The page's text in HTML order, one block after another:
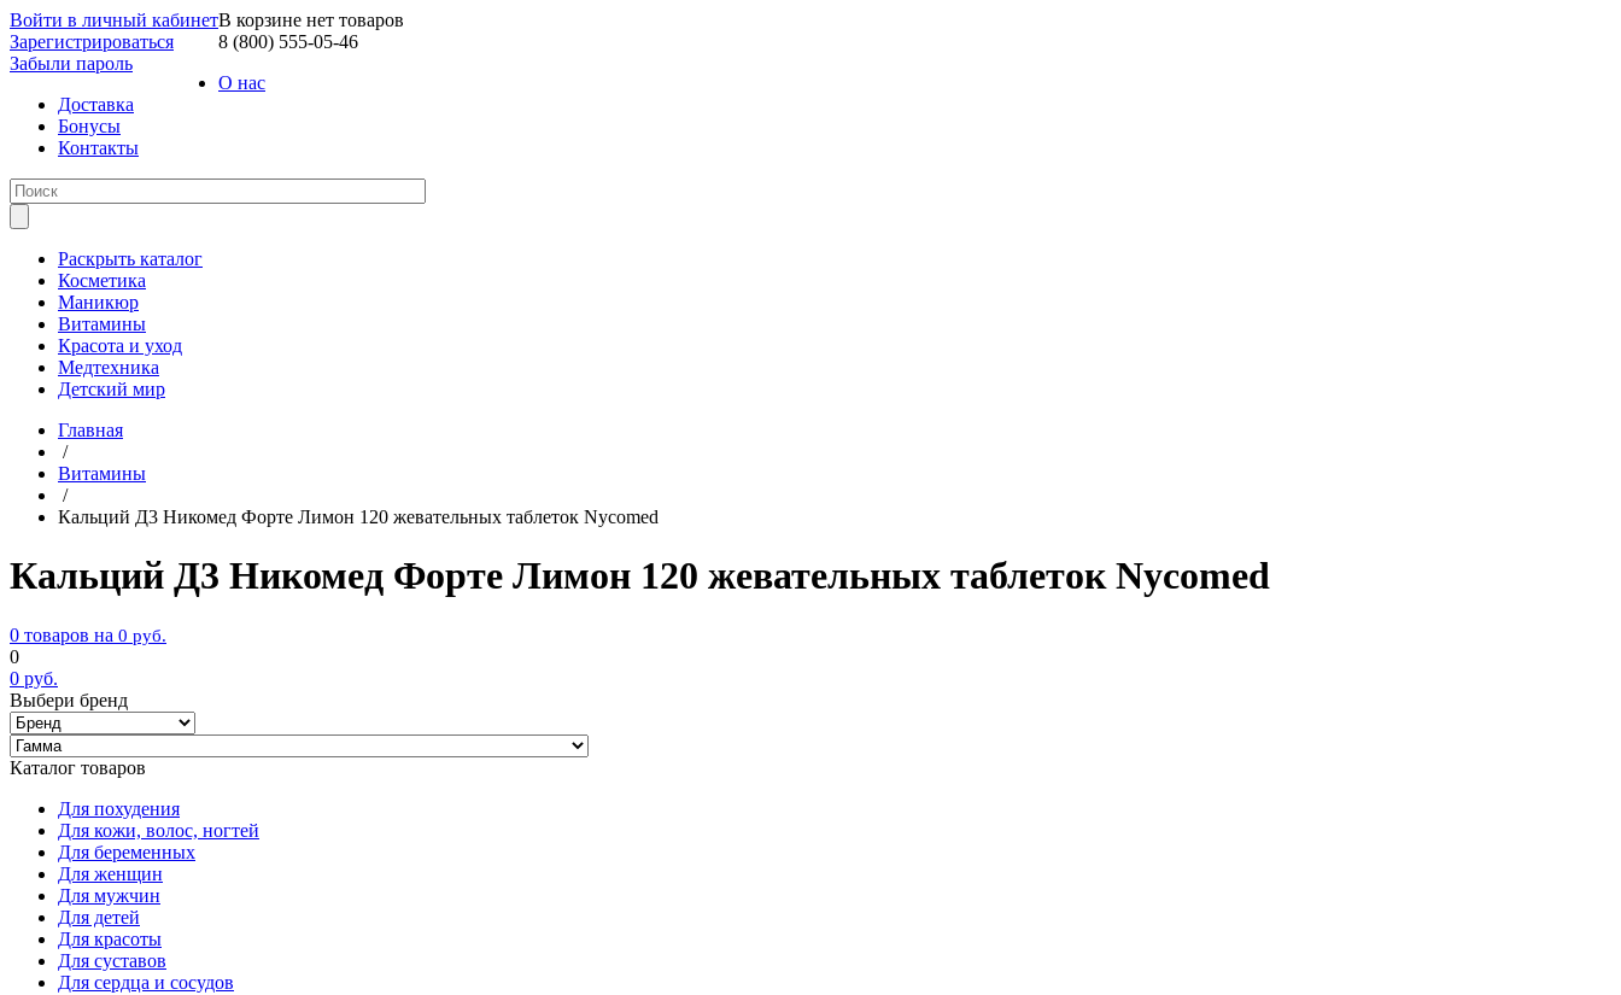
Войти в личный кабинет
Зарегистрироваться
Забыли пароль
В корзине нет товаров
8 (800) 555-05-46
О нас
Доставка
Бонусы
Контакты
Раскрыть каталог
Косметика
Маникюр
Витамины
Красота и уход
Медтехника
Детский мир
Главная
/
Витамины
/
Кальций Д3 Никомед Форте Лимон 120 жевательных таблеток Nycomed
Кальций Д3 Никомед Форте Лимон 120 жевательных таблеток Nycomed
0 товаров на 0 руб.
0
0 руб.
Выбери бренд
Каталог товаров
Для похудения
Для кожи, волос, ногтей
Для беременных
Для женщин
Для мужчин
Для детей
Для красоты
Для суставов
Для сердца и сосудов